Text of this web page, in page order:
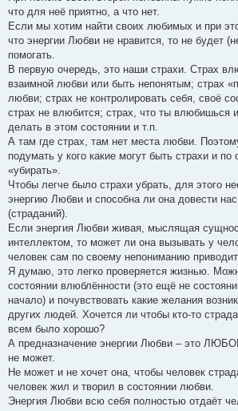
что для неё приятно, а что нет.
Если мы хотим найти своих любимых и при
что энергии Любви не нравится, то не будет
помогать.
В первую очередь, это наши страхи. Страх
взаимной любви или быть непонятым; страх
любви; страх не контролировать себя, своё
страх не влюбится; страх, что ты влюбишься
делать в этом состоянии и т.п.
А там где страх, там нет места любви.
подумать у кого какие могут быть страхи и
«убирать».
Чтобы легче было страхи убрать, для этого
энергию Любви и способна ли она довести
(страданий).
Если энергия Любви живая, мыслящая
интеллектом, то может ли она вызывать у
человек сам по своему непониманию
Я думаю, это легко проверяется жизнью.
состоянии влюблённости (это ещё не
начало) и почувствовать какие желания
других людей. Хочется ли чтобы кто-то
всем было хорошо?
А предназначение энергии Любви – это
не может.
Не может и не хочет она, чтобы человек
человек жил и творил в состоянии любви.
Энергия Любви всю себя полностью отдаёт